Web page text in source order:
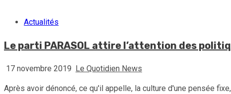
Actualités
Le parti PARASOL attire l’attention des
17 novembre 2019 Le Quotidien News
Après avoir dénoncé, ce qu'il appelle, la culture d'une pensée